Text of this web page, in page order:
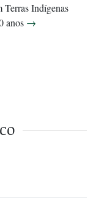
Terras Indígenas
anos →